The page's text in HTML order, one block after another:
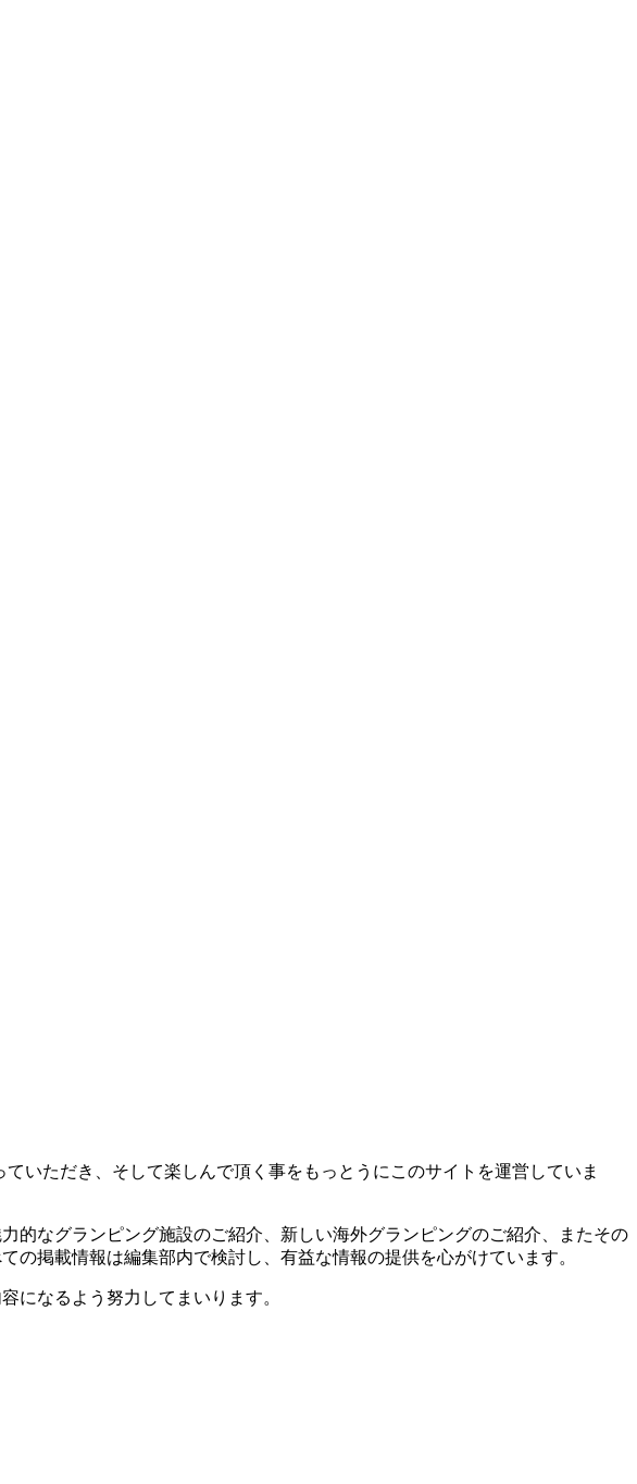
いただき、そして楽しんで頂く事をもっとうにこのサイトを運営していま
的なグランピング施設のご紹介、新しい海外グランピングのご紹介、またその
掲載情報は編集部内で検討し、有益な情報の提供を心がけています。
になるよう努力してまいります。